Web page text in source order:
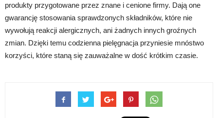
produkty przygotowane przez znane i cenione firmy. Dają one
gwarancję stosowania sprawdzonych składników, które nie
wywołują reakcji alergicznych, ani żadnych innych groźnych
zmian. Dzięki temu codzienna pielęgnacja przyniesie mnóstwo
korzyści, które staną się zauważalne w dość krótkim czasie.